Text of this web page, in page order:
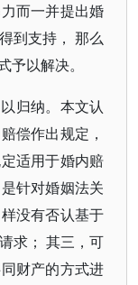
而一并提出婚
到支持， 那么
以解决。
归纳。本文认
偿作出规定，
适用于婚内赔
针对婚姻法关
没有否认基于
求； 其三，可
财产的方式进